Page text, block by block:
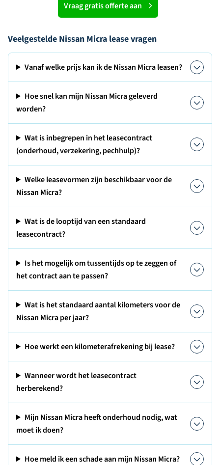
Vraag gratis offerte aan
Veelgestelde Nissan Micra lease vragen
Vanaf welke prijs kan ik de Nissan Micra leasen?
Hoe snel kan mijn Nissan Micra geleverd
worden?
Wat is inbegrepen in het leasecontract
(onderhoud, verzekering, pechhulp)?
Welke leasevormen zijn beschikbaar voor de
Nissan Micra?
Wat is de looptijd van een standaard
leasecontract?
Is het mogelijk om tussentijds op te zeggen of
het contract aan te passen?
Wat is het standaard aantal kilometers voor de
Nissan Micra per jaar?
Hoe werkt een kilometerafrekening bij lease?
Wanneer wordt het leasecontract
herberekend?
Mijn Nissan Micra heeft onderhoud nodig, wat
moet ik doen?
Hoe meld ik een schade aan mijn Nissan Micra?